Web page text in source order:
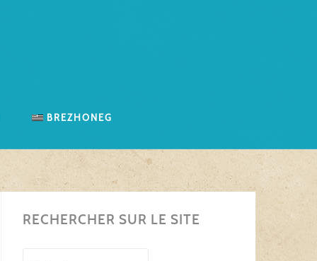
Brezhoneg
RECHERCHER SUR LE SITE